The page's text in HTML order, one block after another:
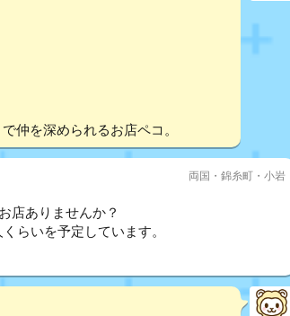
仲を深められるお店ペコ。
両国・錦糸町・小岩
店ありませんか？
らいを予定しています。